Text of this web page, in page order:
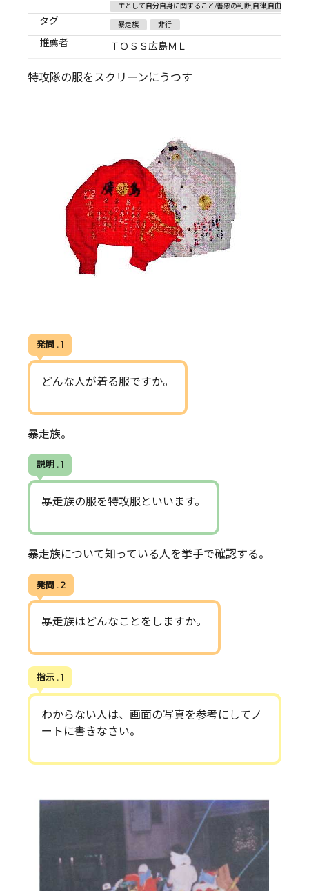
主として自分自身に関すること/善悪の判断,自律,自由と責任
タグ 暴走族 非行
推薦者 ＴＯＳＳ広島ＭＬ
特攻隊の服をスクリーンにうつす
発問 . 1
どんな人が着る服ですか。
暴走族。
説明 . 1
暴走族の服を特攻服といいます。
暴走族について知っている人を挙手で確認する。
発問 . 2
暴走族はどんなことをしますか。
指示 . 1
わからない人は、画面の写真を参考にしてノ
ートに書きなさい。